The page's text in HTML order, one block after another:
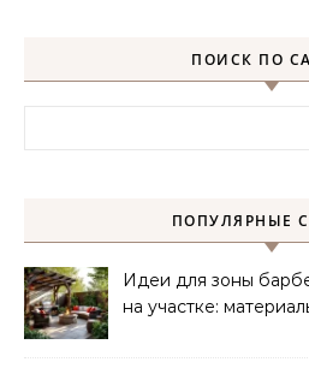
ПОИСК ПО
ПОПУЛЯРНЫЕ
Идеи для зоны
на участке: